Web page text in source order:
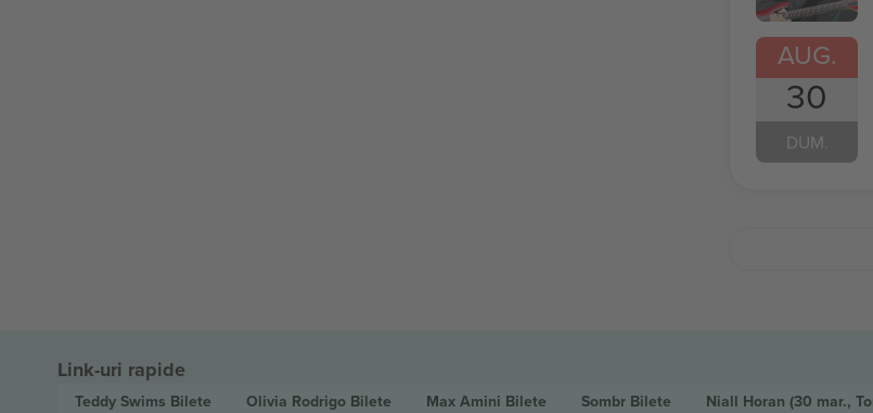
AUG.
30
DUM.
Link-uri rapide
Teddy Swims Bilete Olivia Rodrigo Bilete Max Amini Bilete Sombr Bilete Niall Horan (30 mar.,